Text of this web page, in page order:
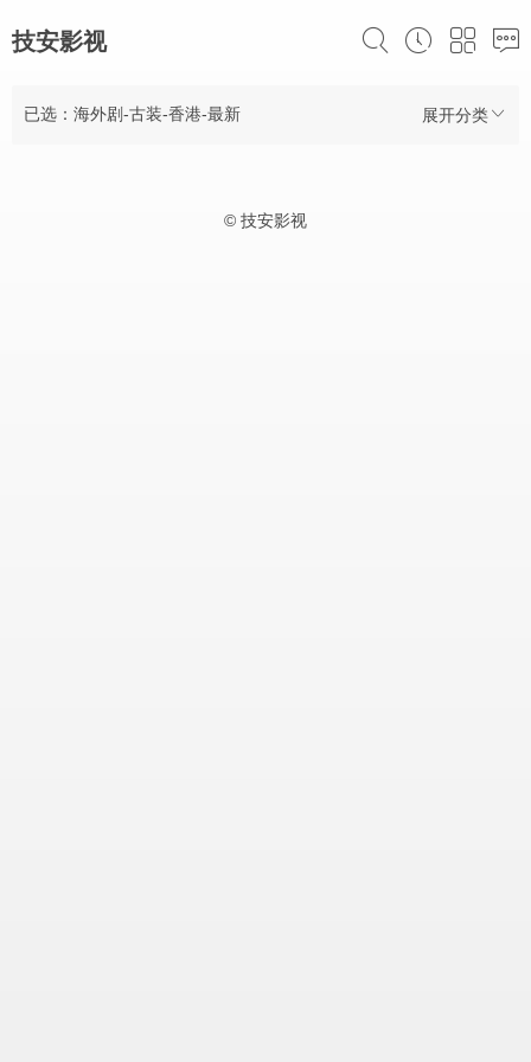
技安影视
展开分类
已选：海外剧-古装-香港-最新
© 技安影视